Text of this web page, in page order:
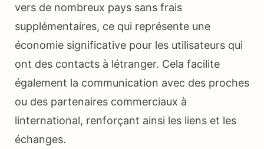
vers de nombreux pays sans frais
supplémentaires, ce qui représente une
économie significative pour les utilisateurs qui
ont des contacts à létranger. Cela facilite
également la communication avec des proches
ou des partenaires commerciaux à
linternational, renforçant ainsi les liens et les
échanges.